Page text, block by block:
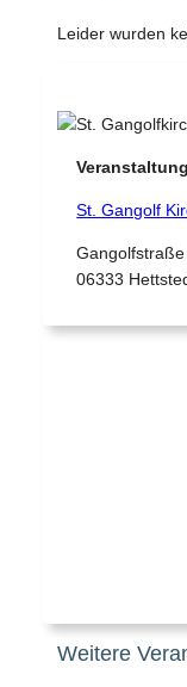
Leider wurden
St. Gangolf
Gangolfstraße
06333
Weitere